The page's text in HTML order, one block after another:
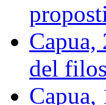
Capua,
del
Capua,